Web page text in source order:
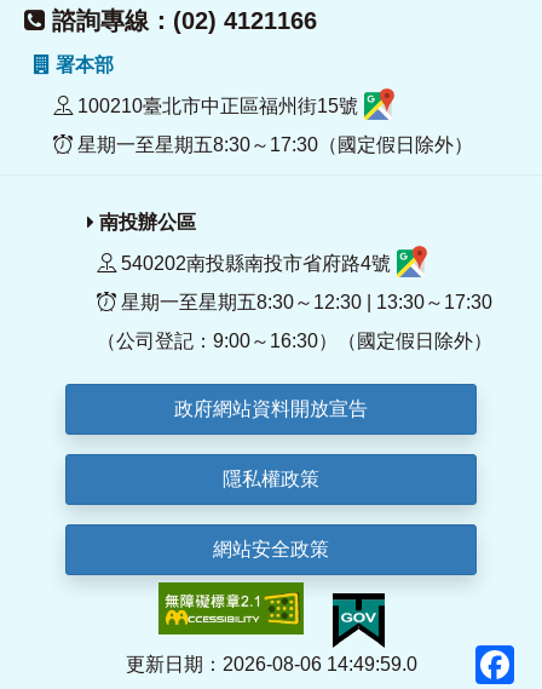
諮詢專線：(02) 4121166
署本部
100210臺北市中正區福州街15號
星期一至星期五8:30～17:30（國定假日除外）
南投辦公區
540202南投縣南投市省府路4號
星期一至星期五8:30～12:30 | 13:30～17:30
（公司登記：9:00～16:30）（國定假日除外）
政府網站資料開放宣告
隱私權政策
網站安全政策
更新日期：2026-08-06 14:49:59.0